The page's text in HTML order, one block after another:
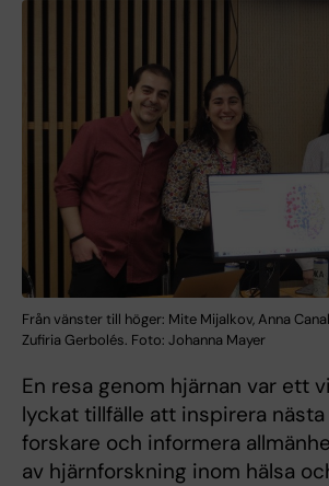
Från vänster till höger: Mite Mijalkov, Anna
Zufiria Gerbolés. Foto: Johanna Mayer
En resa genom hjärnan var ett
lyckat tillfälle att inspirera
forskare och informera
av hjärnforskning inom hälsa